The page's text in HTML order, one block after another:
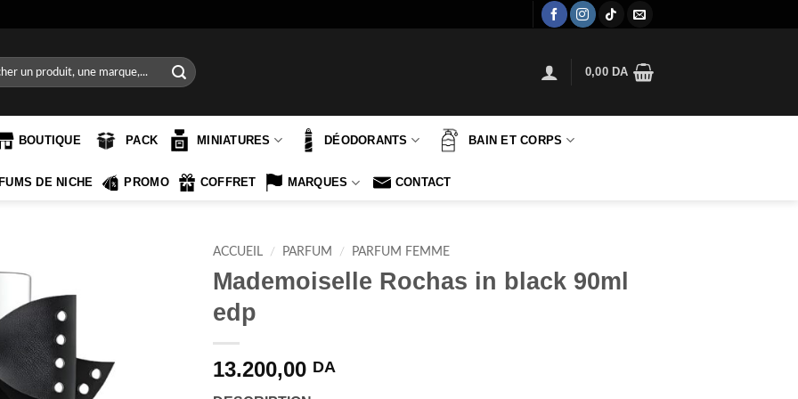
0,00 DA
BOUTIQUE PACK MINIATURES DÉODORANTS BAIN ET CORPS
DE NICHE PROMO COFFRET MARQUES CONTACT
ACCUEIL / PARFUM / PARFUM FEMME
Mademoiselle Rochas in black 90ml
edp
13.200,00 DA